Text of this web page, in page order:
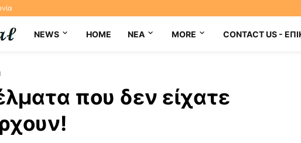
NEWS HOME NEA MORE CONTACT US -
που δεν είχατε